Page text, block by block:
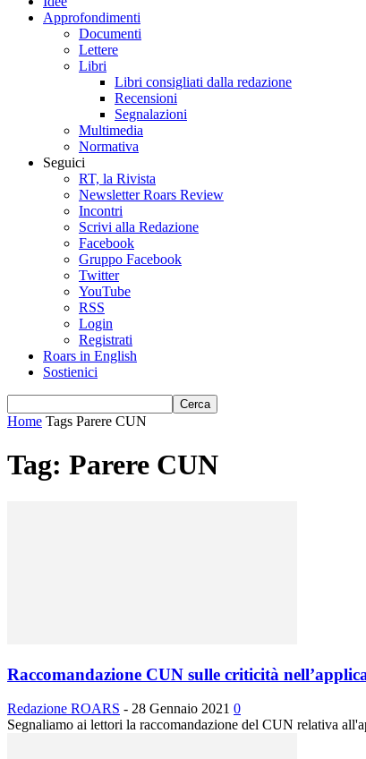
Approfondimenti
Documenti
Lettere
Libri
Libri consigliati dalla redazione
Recensioni
Segnalazioni
Multimedia
Normativa
Seguici
RT, la Rivista
Newsletter Roars Review
Incontri
Scrivi alla Redazione
Facebook
Gruppo Facebook
Twitter
YouTube
RSS
Login
Registrati
Roars in English
Sostienici
Home Tags Parere CUN
Tag: Parere CUN
Raccomandazione CUN sulle criticità
Redazione ROARS - 28 Gennaio 2021 0
Segnaliamo ai lettori la raccomandazione del CUN relativa